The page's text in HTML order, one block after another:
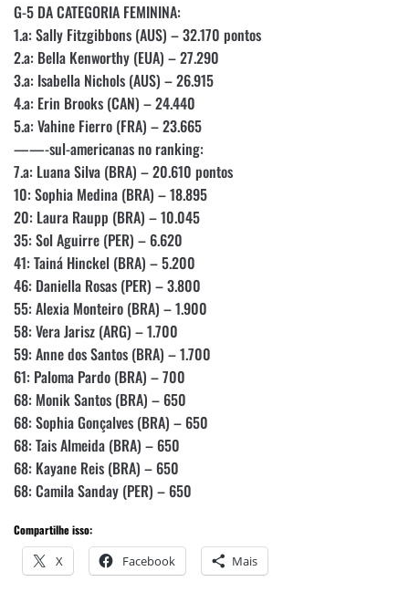
G-5 DA CATEGORIA FEMININA:
1.a: Sally Fitzgibbons (AUS) – 32.170 pontos
2.a: Bella Kenworthy (EUA) – 27.290
3.a: Isabella Nichols (AUS) – 26.915
4.a: Erin Brooks (CAN) – 24.440
5.a: Vahine Fierro (FRA) – 23.665
——-sul-americanas no ranking:
7.a: Luana Silva (BRA) – 20.610 pontos
10: Sophia Medina (BRA) – 18.895
20: Laura Raupp (BRA) – 10.045
35: Sol Aguirre (PER) – 6.620
41: Tainá Hinckel (BRA) – 5.200
46: Daniella Rosas (PER) – 3.800
55: Alexia Monteiro (BRA) – 1.900
58: Vera Jarisz (ARG) – 1.700
59: Anne dos Santos (BRA) – 1.700
61: Paloma Pardo (BRA) – 700
68: Monik Santos (BRA) – 650
68: Sophia Gonçalves (BRA) – 650
68: Tais Almeida (BRA) – 650
68: Kayane Reis (BRA) – 650
68: Camila Sanday (PER) – 650
Compartilhe isso:
X Facebook Mais